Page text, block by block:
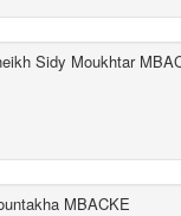
Sidy Moukhtar
MBACKE